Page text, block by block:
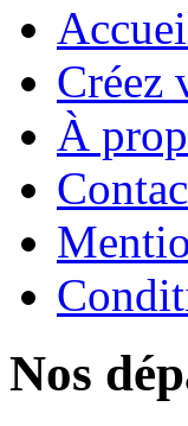
Créez
À
Nos